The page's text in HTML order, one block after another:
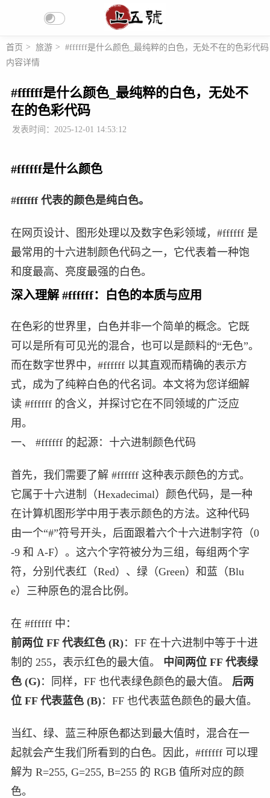
首页 > 旅游 > #ffffff是什么颜色_最纯粹的白色，无处不在的色彩代码
内容详情
#ffffff是什么颜色_最纯粹的白色，无处不
在的色彩代码
发表时间：2025-12-01 14:53:12
#ffffff是什么颜色
#ffffff 代表的颜色是纯白色。
在网页设计、图形处理以及数字色彩领域，#ffffff 是
最常用的十六进制颜色代码之一，它代表着一种饱
和度最高、亮度最强的白色。
深入理解 #ffffff：白色的本质与应用
在色彩的世界里，白色并非一个简单的概念。它既
可以是所有可见光的混合，也可以是颜料的“无色”。
而在数字世界中，#ffffff 以其直观而精确的表示方
式，成为了纯粹白色的代名词。本文将为您详细解
读 #ffffff 的含义，并探讨它在不同领域的广泛应
用。
一、 #ffffff 的起源：十六进制颜色代码
首先，我们需要了解 #ffffff 这种表示颜色的方式。
它属于十六进制（Hexadecimal）颜色代码，是一种
在计算机图形学中用于表示颜色的方法。这种代码
由一个“#”符号开头，后面跟着六个十六进制字符（0
-9 和 A-F）。这六个字符被分为三组，每组两个字
符，分别代表红（Red）、绿（Green）和蓝（Blu
e）三种原色的混合比例。
在 #ffffff 中：
前两位 FF 代表红色 (R)：FF 在十六进制中等于十进
制的 255，表示红色的最大值。 中间两位 FF 代表绿
色 (G)：同样，FF 也代表绿色颜色的最大值。 后两
位 FF 代表蓝色 (B)：FF 也代表蓝色颜色的最大值。
当红、绿、蓝三种原色都达到最大值时，混合在一
起就会产生我们所看到的白色。因此，#ffffff 可以理
解为 R=255, G=255, B=255 的 RGB 值所对应的颜
色。